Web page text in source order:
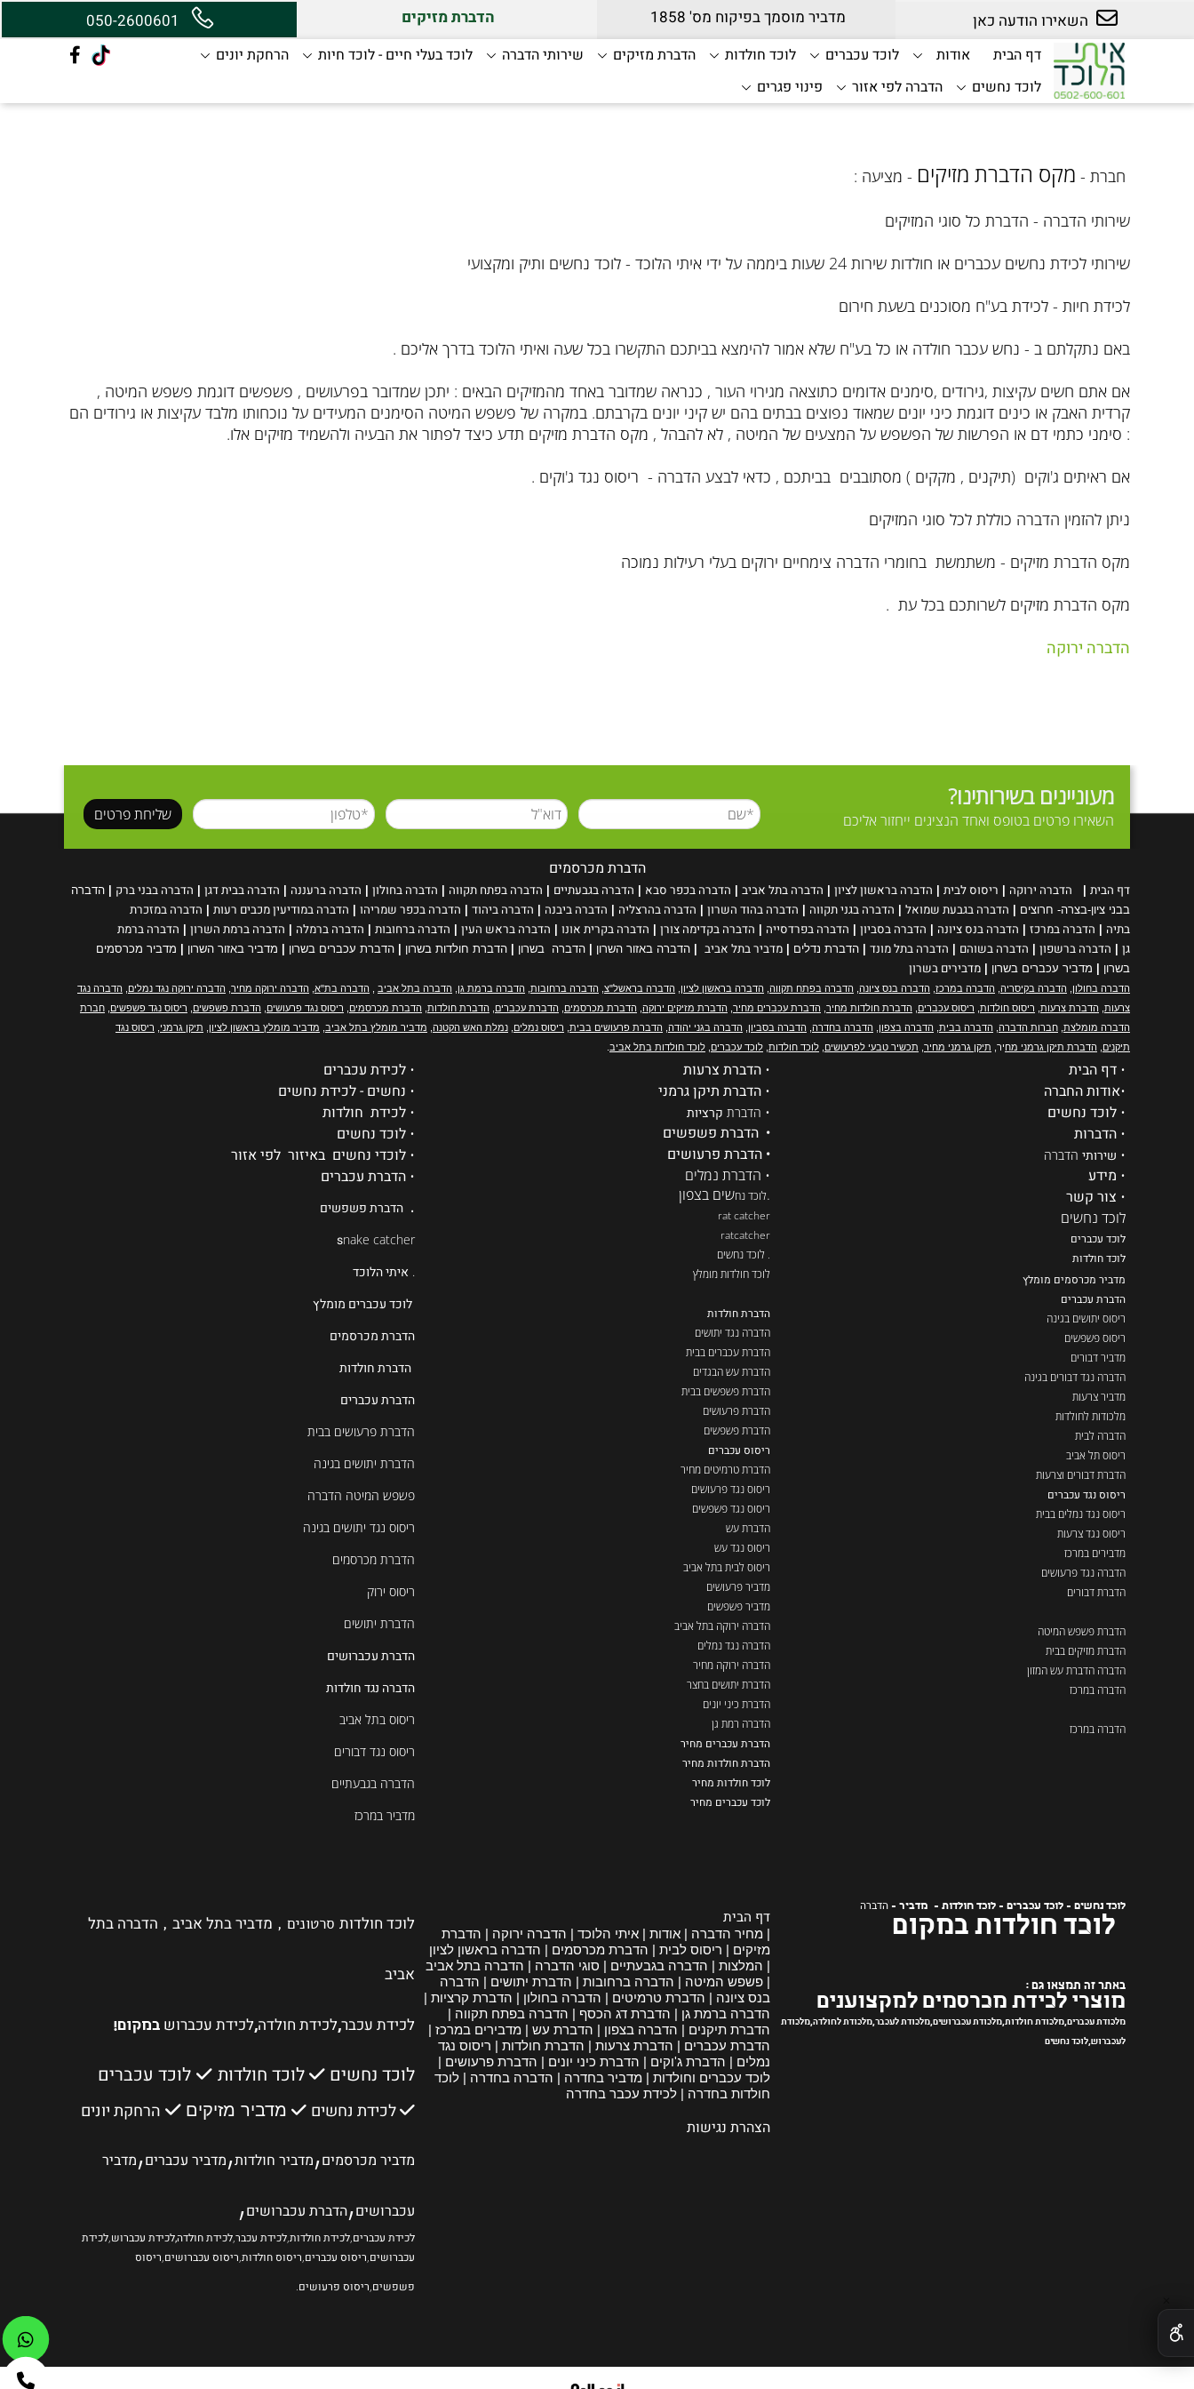
השאירו הודעה כאן מדביר מוסמך בפיקוח מס' 1858 הדברת מזיקים 050-2600601
דף הבית אודות לוכד עכברים לוכד חולדות הדברת מזיקים שירותי הדברה לוכד בעלי חיים - לוכד חיות
הרחקת יונים
לוכד נחשים
הדברה לפי אזור פינוי פגרים
חברת - מקס הדברת מזיקים - מציעה :
שירותי הדברה - הדברת כל סוגי המזיקים
שירותי לכידת נחשים עכברים או חולדות שירות 24 שעות ביממה על ידי איתי הלוכד - לוכד נחשים ותיק ומקצועי
לכידת חיות - לכידת בע"ח מסוכנים בשעת חירום
באם נתקלתם ב - נחש עכבר חולדה או כל בע"ח שלא אמור להימצא בביתכם התקשרו בכל שעה ואיתי הלוכד בדרך אליכם .
אם אתם חשים עקיצות ,גירודים ,סימנים אדומים כתוצאה מגירוי העור , כנראה שמדובר באחד מהמזיקים הבאים : יתכן שמדובר בפרעושים , פשפשים דוגמת פשפש המיטה ,
קרדית האבק או כינים דוגמת כיני יונים שמאוד נפוצים בבתים בהם יש קיני יונים בקרבתם. במקרה של פשפש המיטה הסימנים המעידים על נוכחותו מלבד עקיצות או גירודים הם
: סימני כתמי דם או הפרשות של הפשפש על המצעים של המיטה , לא להבהל , מקס הדברת מזיקים תדע כיצד לפתור את הבעיה ולהשמיד מזיקים אלו.
אם ראיתים ג'וקים (תיקנים , מקקים ) מסתובבים בביתכם , כדאי לבצע הדברה - ריסוס נגד ג'וקים .
ניתן להזמין הדברה כוללת לכל סוגי המזיקים
מקס הדברת מזיקים - משתמשת בחומרי הדברה צימחיים ירוקים בעלי רעילות נמוכה
מקס הדברת מזיקים לשרותכם בכל עת .
הדברה ירוקה
מעוניינים בשירותינו?
השאירו פרטים בטופס ואחד הנציגים ייחזור אליכם
הדברת מכרסמים
דף הבית הדברה ירוקה ריסוס לבית הדברה בראשון לציון הדברה בתל אביב הדברה בכפר סבא הדברה בגבעתיים הדברה בפתח תקווה הדברה בחולון הדברה ברעננה הדברה בבית דגן הדברה בבני ברק
הדברה
בבני ציון-בצרה- חרוצים
הדברה בגבעת שמואל הדברה בגני תקווה הדברה בהוד השרון הדברה בהרצליה הדברה ביבנה הדברה ביהוד הדברה בכפר שמריהו הדברה במודיעין מכבים רעות
הדברה במזכרת
בתיה
הדברה במרכז הדברה בנס ציונה הדברה בסביון הדברה בפרדסייה הדברה בקדימה צורן הדברה בקרית אונו הדברה בראש העין הדברה ברחובות הדברה ברמלה הדברה ברמת השרון
הדברה ברמת
גן
הדברה ברשפון הדברה בשוהם הדברה בתל מונד הדברת נדלים מדביר בתל אביב הדברה באזור השרון הדברה בשרון הדברת חולדות בשרון הדברת עכברים בשרון מדביר באזור השרון
מדביר מכרסמים
בשרון
מדביר עכברים בשרון מדבירים בשרון
הדברה בחולון הדברה בקיסריה הדברה במרכז הדברה בנס ציונה הדברה בפתח תקווה הדברה בראשון לציון הדברה בראשל"צ הדברה ברחובות הדברה ברמת גן הדברה בתל אביב הדברה בת"א הדברה ירוקה מחיר הדברה ירוקה נגד נמלים
הדברה נגד
צרעות הדברת צרעות ריסוס חולדות ריסוס עכברים הדברת חולדות מחיר הדברת עכברים מחיר הדברת מזיקים ירוקה הדברת מכרסמים הדברת עכברים הדברת חולדות הדברת מכרסמים ריסוס נגד פרעושים הדברת פשפשים ריסוס נגד פשפשים חברת
הדברה מומלצת חברות הדברה הדברה בבית הדברה בצפון הדברה בחדרה הדברה בסביון הדברה בגני יהודה הדברת פרעושים בבית ריסוס נמלים נמלת האש הקטנה מדביר מומלץ בתל אביב מדביר מומלץ בראשון לציון תיקן גרמני
ריסוס נגד
תיקנים
הדברת תיקן גרמני מחיר, תיקן גרמני מחיר תכשיר טבעי לפרעושים לוכד חולדות לוכד עכברים לוכד חולדות בתל אביב
• דף הבית
•אודות החברה
• לוכד נחשים
• הדברות
• שירותי הדברה
• מידע
• צור קשר
לוכד נחשים
לוכד עכברים
לוכד חולדות
מדביר מכרסמים מומלץ
הדברת עכברים
ריסוס יתושים בגינה
ריסוס פשפשים
מדביר דבורים
הדברה נגד דבורים בגינה
מדביר צרעות
מלכודות לחולדות
הדברה לבית
ריסוס תל אביב
הדברת דבורים וצרעות
ריסוס נגד עכברים
ריסוס נגד נמלים בבית
ריסוס נגד צרעות
מדבירים במרכז
הדברה נגד פרעושים
הדברת דבורים
הדברת פשפש המיטה
הדברת מזיקים בבית
הדברה הדברת עש המזון
הדברה במרכז
הדברה במרכז
לוכד נחשים - לוכד עכברים - לוכד חולדות - מדביר - הדברה
לוכד חולדות במקום
באתר זה תמצאו גם :
מוצרי לכידת מכרסמים למקצוענים
מלכודת עכברים,מלכודת חולדות,מלכודת עכברושים,מלכודת לעכבר,מלכודת לחולדה,מלכודת
לעכברוש,לוכד נחשים
• הדברת צרעות
• הדברת תיקן גרמני
• הדברת קרציות
• הדברת פשפשים
• הדברת פרעושים
• הדברת נמלים
.לוכד נחשים בצפון
rat catcher
ratcatcher
. לוכד נחשים
לוכד חולדות מומלץ
הדברת חולדות
הדברה נגד יתושים
הדברת עכברים בבית
הדברת עש הבגדים
הדברת פשפשים בבית
הדברת פרעושים
הדברת פשפשים
ריסוס עכברים
הדברת טרמיטים מחיר
ריסוס נגד פרעושים
ריסוס נגד פשפשים
הדברת עש
ריסוס נגד עש
ריסוס לבית בתל אביב
מדביר פרעושים
מדביר פשפשים
הדברה ירוקה בתל אביב
הדברה נגד נמלים
הדברה ירוקה מחיר
הדברת יתושים בחצר
הדברת כיני יונים
הדברה רמת גן
הדברת עכברים מחיר
הדברת חולדות מחיר
לוכד חולדות מחיר
לוכד עכברים מחיר
דף הבית
| מחיר הדברה | אודות | איתי הלוכד | הדברה ירוקה | הדברת
מזיקים | ריסוס לבית | הדברת מכרסמים | הדברה בראשון לציון
| המלצות | הדברה בגבעתיים | סוגי הדברה | הדברה בתל אביב
| פשפש המיטה | הדברה ברחובות | הדברת יתושים | הדברה
בנס ציונה | הדברת טרמיטים | הדברה בחולון | הדברת קרציות |
הדברה ברמת גן | הדברת דג הכסף | הדברה בפתח תקווה |
הדברת תיקנים | הדברה בצפון | הדברת עש | מדבירים במרכז |
הדברת עכברים | הדברת צרעות | הדברת חולדות | ריסוס נגד
נמלים | הדברת ג'וקים | הדברת כיני יונים | הדברת פרעושים |
לוכד עכברים וחולדות | מדביר בחדרה | הדברה בחדרה | לוכד
חולדות בחדרה | לכידת עכבר בחדרה
הצהרת נגישות
• לכידת עכברים
• נחשים - לכידת נחשים
• לכידת חולדות
• לוכד נחשים
• לוכדי נחשים באיזור לפי אזור
• הדברת עכברים
. הדברת פשפשים
snake catcher
. איתי הלוכד
לוכד עכברים מומלץ
הדברת מכרסמים
הדברת חולדות
הדברת עכברים
הדברת פרעושים בבית
הדברת יתושים בגינה
פשפש המיטה הדברה
ריסוס נגד יתושים בגינה
הדברת מכרסמים
ריסוס ירוק
הדברת יתושים
הדברת עכברושים
הדברה נגד חולדות
ריסוס בתל אביב
ריסוס נגד דבורים
הדברה בגבעתיים
מדביר במרכז
לוכד חולדות סרטונים , מדביר בתל אביב , הדברה בתל
אביב
לכידת עכבר,לכידת חולדה,לכידת עכברוש במקום!
לוכד נחשים לוכד חולדות לוכד עכברים
לכידת נחשים מדביר מזיקים הרחקת יונים
מדביר מכרסמים,מדביר חולדות,מדביר עכברים,מדביר
עכברושים,הדברת עכברושים,
לכידת עכברים,לכידת חולדות,לכידת עכבר,לכידת חולדה,לכידת עכברוש,לכידת
עכברושים,ריסוס עכברים,ריסוס חולדות,ריסוס עכברושים,ריסוס
פשפשים,ריסוס פרעושים.